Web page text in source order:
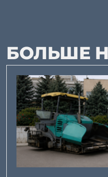
БОЛЬШЕ